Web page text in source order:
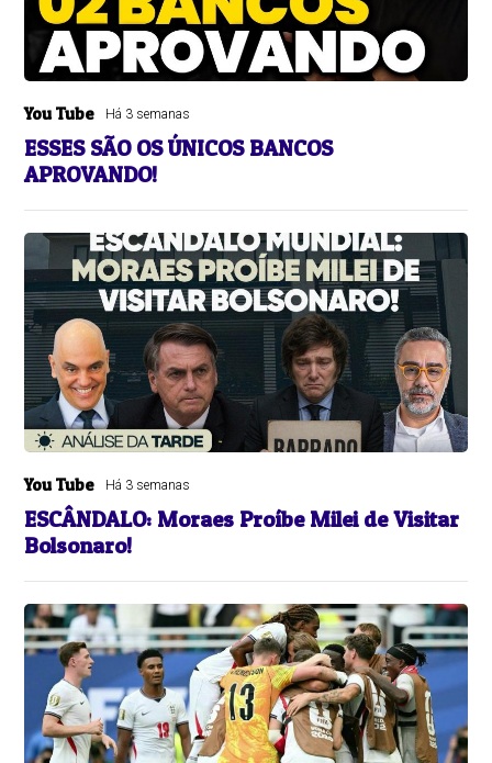
You Tube Há 3 semanas
ESSES SÃO OS ÚNICOS BANCOS
APROVANDO!
You Tube Há 3 semanas
ESCÂNDALO: Moraes Proíbe Milei de Visitar
Bolsonaro!